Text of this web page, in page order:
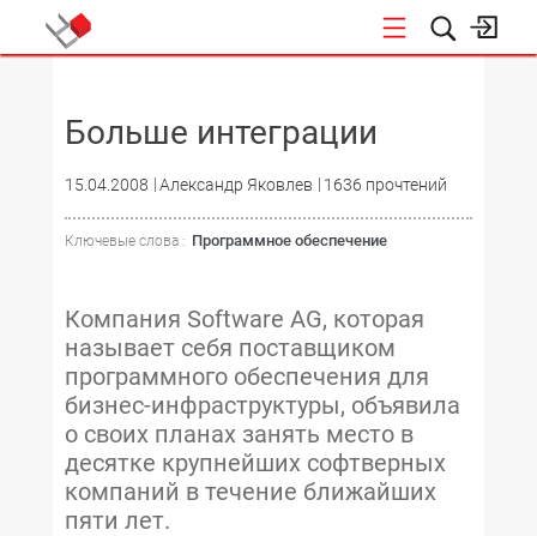
Больше интеграции
15.04.2008 Александр Яковлев 1636 прочтений
Ключевые слова : Программное обеспечение
Компания Software AG, которая
называет себя поставщиком
программного обеспечения для
бизнес-инфраструктуры, объявила
о своих планах занять место в
десятке крупнейших софтверных
компаний в течение ближайших
пяти лет.